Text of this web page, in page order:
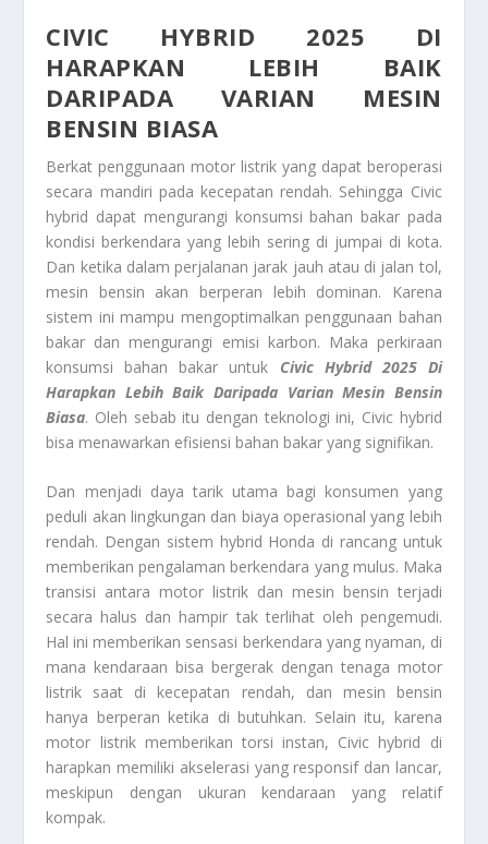
CIVIC HYBRID 2025 DI
HARAPKAN LEBIH BAIK
DARIPADA VARIAN MESIN
BENSIN BIASA
Berkat penggunaan motor listrik yang dapat beroperasi
secara mandiri pada kecepatan rendah. Sehingga Civic
hybrid dapat mengurangi konsumsi bahan bakar pada
kondisi berkendara yang lebih sering di jumpai di kota.
Dan ketika dalam perjalanan jarak jauh atau di jalan tol,
mesin bensin akan berperan lebih dominan. Karena
sistem ini mampu mengoptimalkan penggunaan bahan
bakar dan mengurangi emisi karbon. Maka perkiraan
konsumsi bahan bakar untuk Civic Hybrid 2025 Di
Harapkan Lebih Baik Daripada Varian Mesin Bensin
Biasa. Oleh sebab itu dengan teknologi ini, Civic hybrid
bisa menawarkan efisiensi bahan bakar yang signifikan.
Dan menjadi daya tarik utama bagi konsumen yang
peduli akan lingkungan dan biaya operasional yang lebih
rendah. Dengan sistem hybrid Honda di rancang untuk
memberikan pengalaman berkendara yang mulus. Maka
transisi antara motor listrik dan mesin bensin terjadi
secara halus dan hampir tak terlihat oleh pengemudi.
Hal ini memberikan sensasi berkendara yang nyaman, di
mana kendaraan bisa bergerak dengan tenaga motor
listrik saat di kecepatan rendah, dan mesin bensin
hanya berperan ketika di butuhkan. Selain itu, karena
motor listrik memberikan torsi instan, Civic hybrid di
harapkan memiliki akselerasi yang responsif dan lancar,
meskipun dengan ukuran kendaraan yang relatif
kompak.